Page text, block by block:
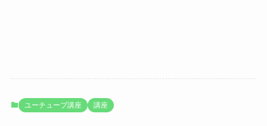
ユーチューブ講座 講座